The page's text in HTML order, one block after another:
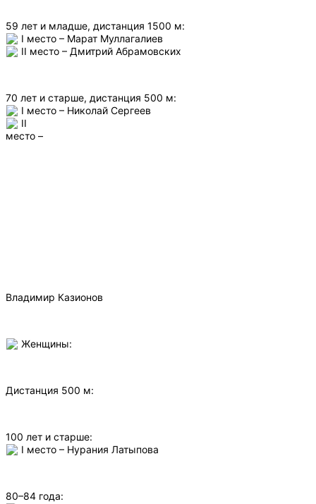
59 лет и младше, дистанция 1500 м:
I место – Марат Муллагалиев
II место – Дмитрий Абрамовских
70 лет и старше, дистанция 500 м:
I место – Николай Сергеев
II
место –
Владимир Казионов
Женщины:
Дистанция 500 м:
100 лет и старше:
I место – Нурания Латыпова
80–84 года: